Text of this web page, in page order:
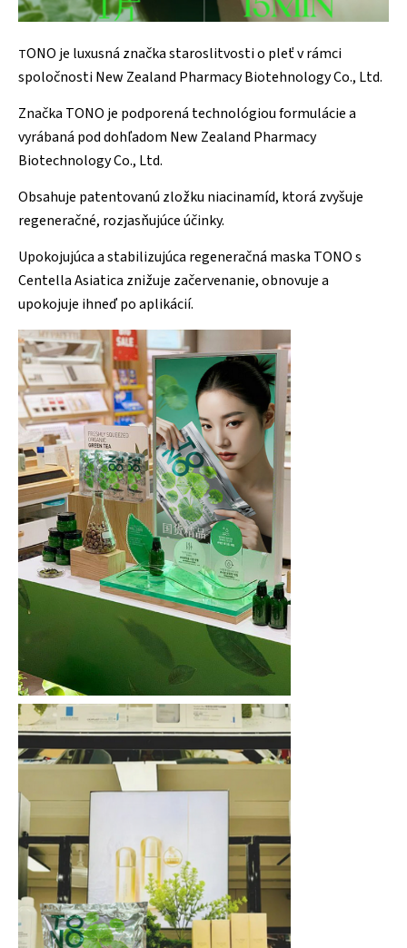
TONO je luxusná značka staroslitvosti o pleť v rámci
spoločnosti New Zealand Pharmacy Biotehnology Co., Ltd.
Značka TONO je podporená technológiou formulácie a
vyrábaná pod dohľadom New Zealand Pharmacy
Biotechnology Co., Ltd.
Obsahuje patentovanú zložku niacinamíd, ktorá zvyšuje
regeneračné, rozjasňujúce účinky.
Upokojujúca a stabilizujúca regeneračná maska TONO s
Centella Asiatica znižuje začervenanie, obnovuje a
upokojuje ihneď po aplikácií.